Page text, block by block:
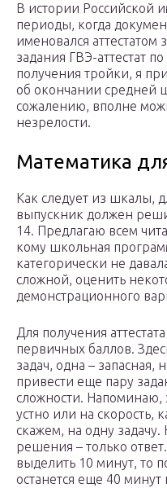
В истории Российской
периоды, когда
именовался аттестатом
задания ГВЭ-аттестат
получения тройки, я
об окончании средней
сожалению, вполне
незрелости.
Математика
Как следует из шкалы,
выпускник должен
14. Предлагаю всем
кому школьная
категорически не
сложной, оценить
демонстрационного
Для получения
первичных баллов.
задач, одна – запасная,
привести еще пару
сложности. Напоминаю,
устно или на скорость,
скажем, на одну
решения – только
выделить 10 минут, то
останется еще 40 минут